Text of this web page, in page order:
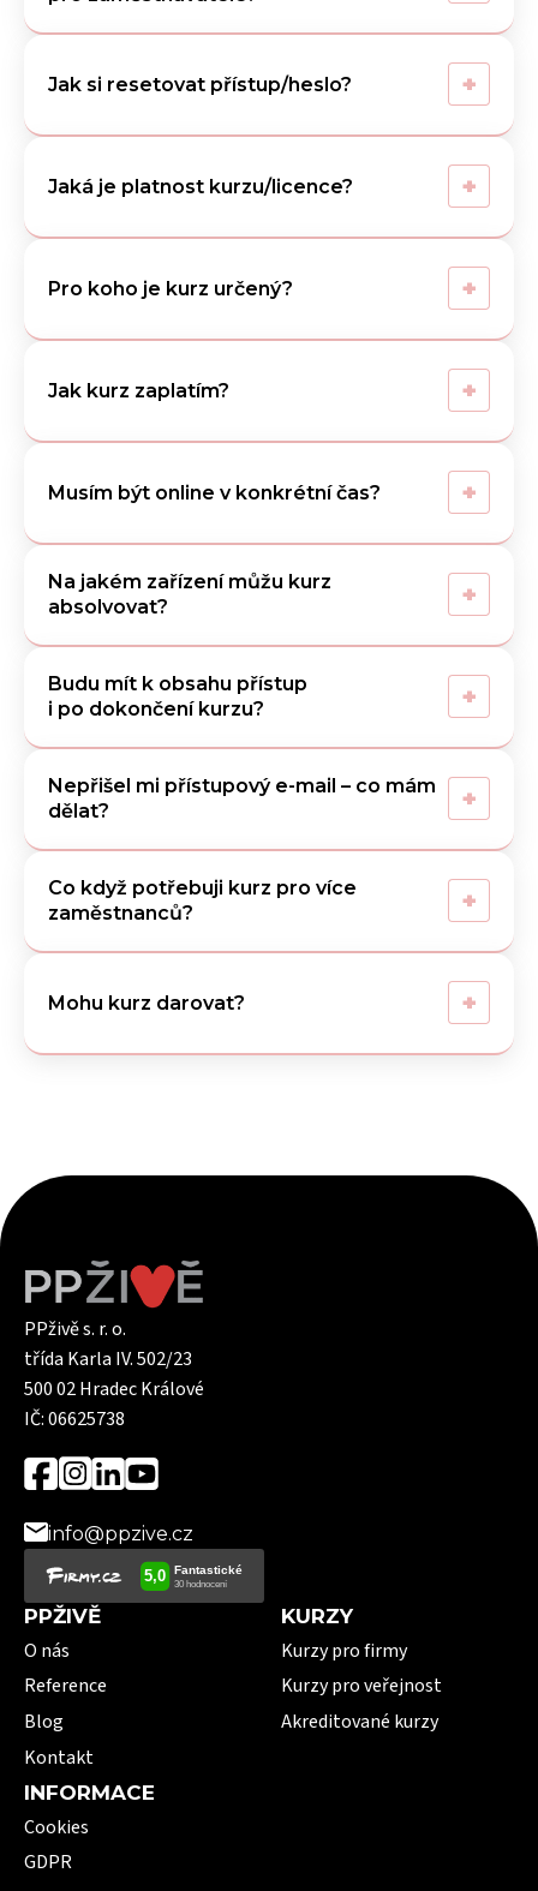
Jak si resetovat přístup/heslo? +
Jaká je platnost kurzu/licence? +
Pro koho je kurz určený? +
Jak kurz zaplatím? +
Musím být online v konkrétní čas? +
Na jakém zařízení můžu kurz
absolvovat?
+
Budu mít k obsahu přístup
i po dokončení kurzu?
+
Nepřišel mi přístupový e-mail – co mám
dělat?
+
Co když potřebuji kurz pro více
zaměstnanců?
+
Mohu kurz darovat? +
PPživě s. r. o.
třída Karla IV. 502/23
500 02 Hradec Králové
IČ: 06625738
info@ppzive.cz
PPŽIVĚ
O nás
Reference
Blog
Kontakt
KURZY
Kurzy pro firmy
Kurzy pro veřejnost
Akreditované kurzy
INFORMACE
Cookies
GDPR